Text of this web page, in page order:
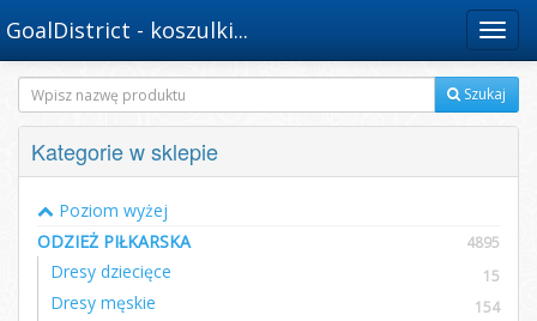
Menu
GoalDistrict - koszulki...
Szukaj
Kategorie w sklepie
Poziom wyżej
ODZIEŻ PIŁKARSKA
4895
Dresy dziecięce 15
Dresy męskie 154